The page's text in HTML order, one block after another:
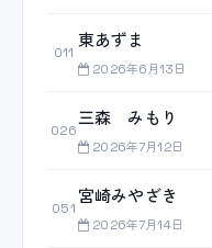
011
東あずま
2026年6月13日
026
三森 みもり
2026年7月12日
051
宮崎みやざき
2026年7月14日